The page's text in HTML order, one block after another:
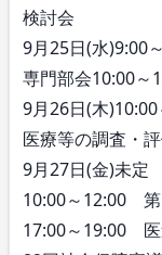
検討会
9月25日(水)9:00
専門部会10:00
9月26日(木
医療等の調査・
9月27日(金)未
10:00～12:00 第
17:00～19:00